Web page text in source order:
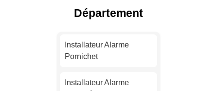
Installateur Alarme Nice
Nantes
Strasbourg
Département
Installateur Alarme
Pornichet
Installateur Alarme